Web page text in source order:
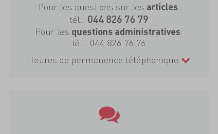
Pour les questions sur les articles:
tél.: 044 826 76 79
Pour les questions administratives:
tél.: 044 826 76 76
Heures de permanence téléphonique